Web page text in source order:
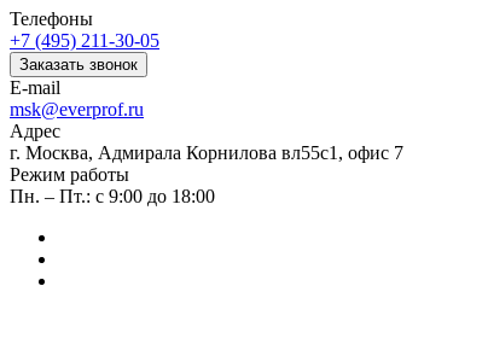
Телефоны
+7 (495) 211-30-05
Заказать звонок
E-mail
msk@everprof.ru
Адрес
г. Москва, Адмирала Корнилова вл55с1, офис 7
Режим работы
Пн. – Пт.: с 9:00 до 18:00